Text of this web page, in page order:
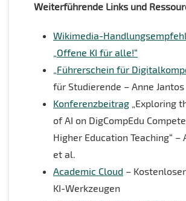
Weiterführende Links und
Wikimedia-
„Offene KI für alle!“
„Führerschein für
für Studierende – Anne Jantos
Konferenzbeitrag „Exploring
of AI on DigCompEdu
Higher Education Teaching“ –
et al.
Academic Cloud –
KI-Werkzeugen